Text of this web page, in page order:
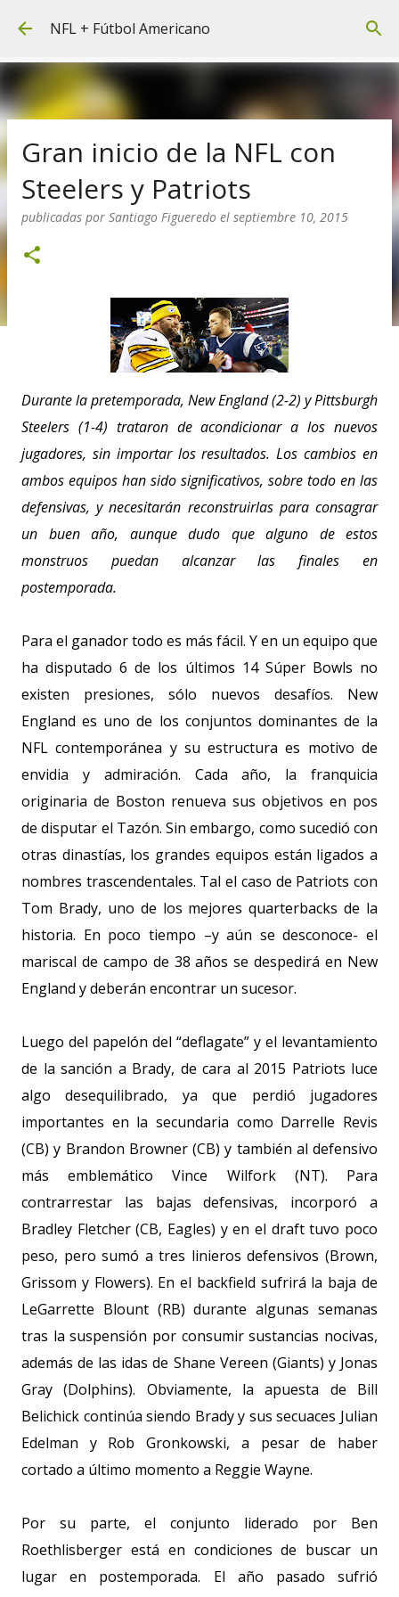
Ir al contenido principal
NFL + Fútbol Americano
Gran inicio de la NFL con
Steelers y Patriots
publicadas por Santiago Figueredo el septiembre 10, 2015
Durante la pretemporada, New England (2-2) y Pittsburgh
Steelers (1-4) trataron de acondicionar a los nuevos
jugadores, sin importar los resultados. Los cambios en
ambos equipos han sido significativos, sobre todo en las
defensivas, y necesitarán reconstruirlas para consagrar
un buen año, aunque dudo que alguno de estos
monstruos puedan alcanzar las finales en
postemporada.
Para el ganador todo es más fácil. Y en un equipo que
ha disputado 6 de los últimos 14 Súper Bowls no
existen presiones, sólo nuevos desafíos. New
England es uno de los conjuntos dominantes de la
NFL contemporánea y su estructura es motivo de
envidia y admiración. Cada año, la franquicia
originaria de Boston renueva sus objetivos en pos
de disputar el Tazón. Sin embargo, como sucedió con
otras dinastías, los grandes equipos están ligados a
nombres trascendentales. Tal el caso de Patriots con
Tom Brady, uno de los mejores quarterbacks de la
historia. En poco tiempo –y aún se desconoce- el
mariscal de campo de 38 años se despedirá en New
England y deberán encontrar un sucesor.
Luego del papelón del “deflagate” y el levantamiento
de la sanción a Brady, de cara al 2015 Patriots luce
algo desequilibrado, ya que perdió jugadores
importantes en la secundaria como Darrelle Revis
(CB) y Brandon Browner (CB) y también al defensivo
más emblemático Vince Wilfork (NT). Para
contrarrestar las bajas defensivas, incorporó a
Bradley Fletcher (CB, Eagles) y en el draft tuvo poco
peso, pero sumó a tres linieros defensivos (Brown,
Grissom y Flowers). En el backfield sufrirá la baja de
LeGarrette Blount (RB) durante algunas semanas
tras la suspensión por consumir sustancias nocivas,
además de las idas de Shane Vereen (Giants) y Jonas
Gray (Dolphins). Obviamente, la apuesta de Bill
Belichick continúa siendo Brady y sus secuaces Julian
Edelman y Rob Gronkowski, a pesar de haber
cortado a último momento a Reggie Wayne.
Por su parte, el conjunto liderado por Ben
Roethlisberger está en condiciones de buscar un
lugar en postemporada. El año pasado sufrió